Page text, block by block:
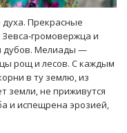
Прекрасные
громовержца и
дубов. Мелиады —
рощ и лесов. С каждым
в ту землю, из
земли, не приживутся
и испещрена эрозией,